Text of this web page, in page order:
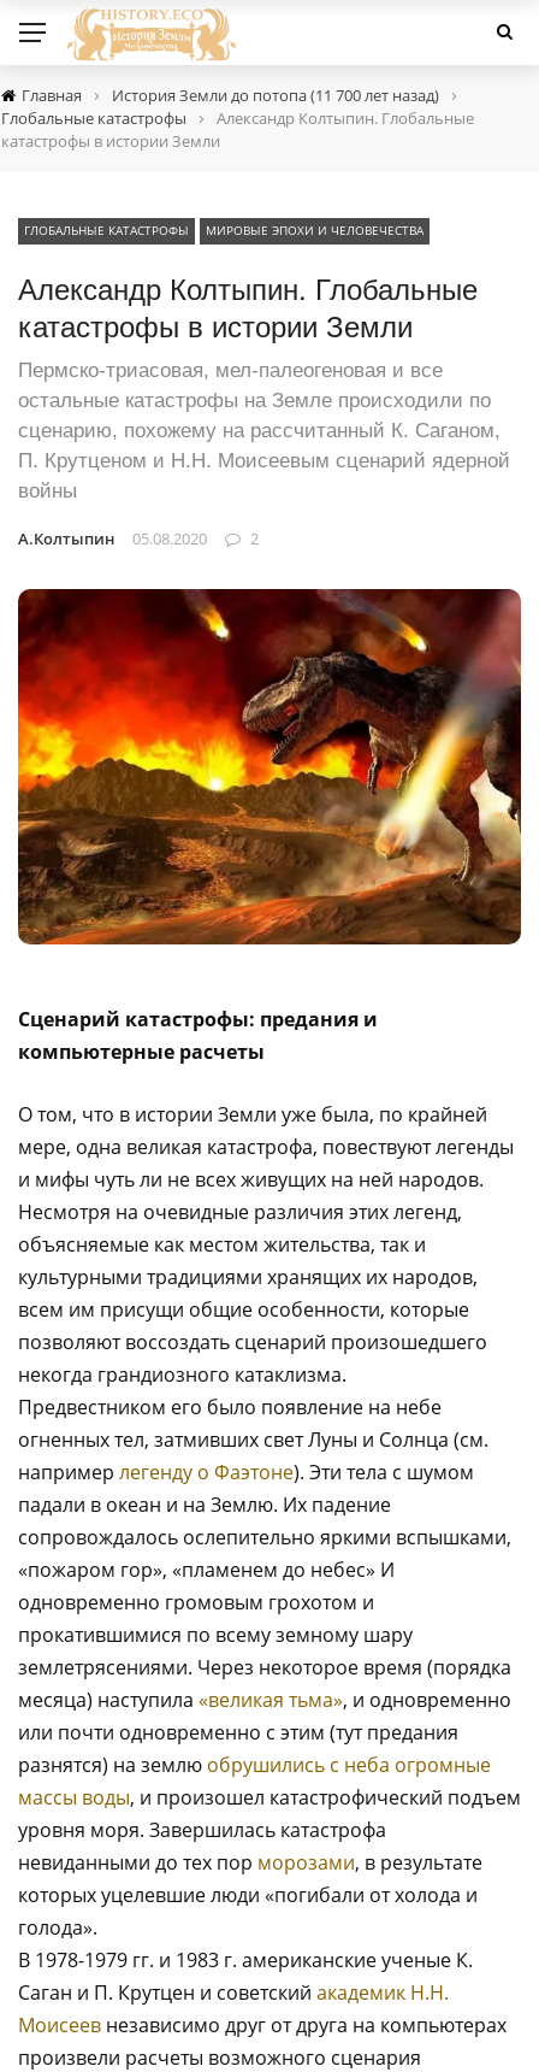
Главная › История Земли до потопа (11 700 лет назад) ›
Глобальные катастрофы ›
Александр Колтыпин. Глобальные
катастрофы в истории Земли
ГЛОБАЛЬНЫЕ КАТАСТРОФЫ МИРОВЫЕ ЭПОХИ И ЧЕЛОВЕЧЕСТВА
Александр Колтыпин. Глобальные
катастрофы в истории Земли
Пермско-триасовая, мел-палеогеновая и все
остальные катастрофы на Земле происходили по
сценарию, похожему на рассчитанный К. Саганом,
П. Крутценом и Н.Н. Моисеевым сценарий ядерной
войны
А.Колтыпин 05.08.2020 2
Сценарий катастрофы: предания и
компьютерные расчеты
О том, что в истории Земли уже была, по крайней
мере, одна великая катастрофа, повествуют легенды
и мифы чуть ли не всех живущих на ней народов.
Несмотря на очевидные различия этих легенд,
объясняемые как местом жительства, так и
культурными традициями хранящих их народов,
всем им присущи общие особенности, которые
позволяют воссоздать сценарий произошедшего
некогда грандиозного катаклизма.
Предвестником его было появление на небе
огненных тел, затмивших свет Луны и Солнца (см.
например легенду о Фаэтоне). Эти тела с шумом
падали в океан и на Землю. Их падение
сопровождалось ослепительно яркими вспышками,
«пожаром гор», «пламенем до небес» И
одновременно громовым грохотом и
прокатившимися по всему земному шару
землетрясениями. Через некоторое время (порядка
месяца) наступила «великая тьма», и одновременно
или почти одновременно с этим (тут предания
разнятся) на землю обрушились с неба огромные
массы воды, и произошел катастрофический подъем
уровня моря. Завершилась катастрофа
невиданными до тех пор морозами, в результате
которых уцелевшие люди «погибали от холода и
голода».
В 1978-1979 гг. и 1983 г. американские ученые К.
Саган и П. Крутцен и советский академик Н.Н.
Моисеев независимо друг от друга на компьютерах
произвели расчеты возможного сценария